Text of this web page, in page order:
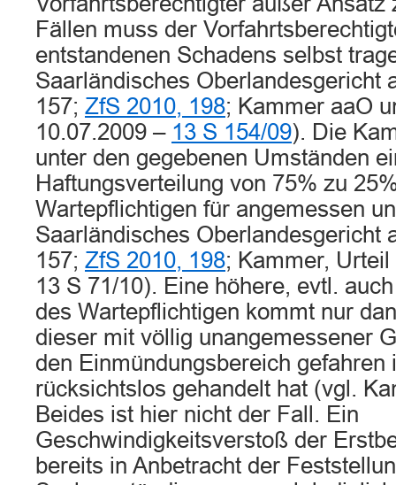
Fällen muss der
entstandenen Schadens selbst
Saarländisches Oberlandesgericht
157; ZfS 2010, 198; Kammer aaO
10.07.2009 – 13 S 154/09). Die
unter den gegebenen Umständen
Haftungsverteilung von 75% zu
Wartepflichtigen für angemessen
Saarländisches Oberlandesgericht
157; ZfS 2010, 198; Kammer,
13 S 71/10). Eine höhere, evtl.
des Wartepflichtigen kommt nur
dieser mit völlig unangemessener
den Einmündungsbereich gefahren
rücksichtslos gehandelt hat (vgl.
Beides ist hier nicht der Fall. Ein
Geschwindigkeitsverstoß der
bereits in Anbetracht der